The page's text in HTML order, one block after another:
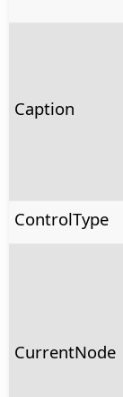
Caption
ControlType
CurrentNode